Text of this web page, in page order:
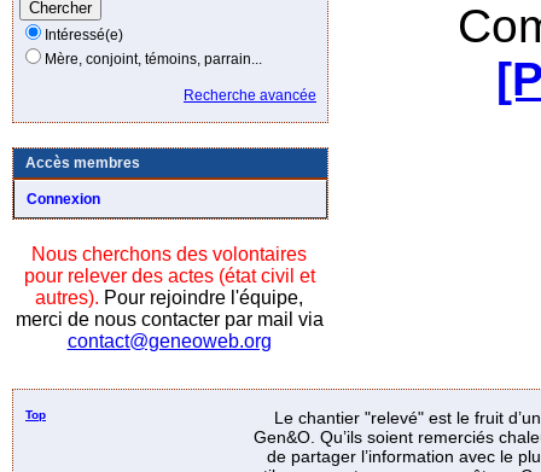
Intéressé(e)
Mère, conjoint, témoins, parrain...
Recherche avancée
Accès membres
Connexion
Nous cherchons des volontaires
pour relever des actes (état civil et
autres). Pour rejoindre l'équipe,
merci de nous contacter par mail via
contact@geneoweb.org
Top
Le chantier "relevé" est le fruit
Gen&O. Qu’ils soient remerciés
de partager l’information avec le